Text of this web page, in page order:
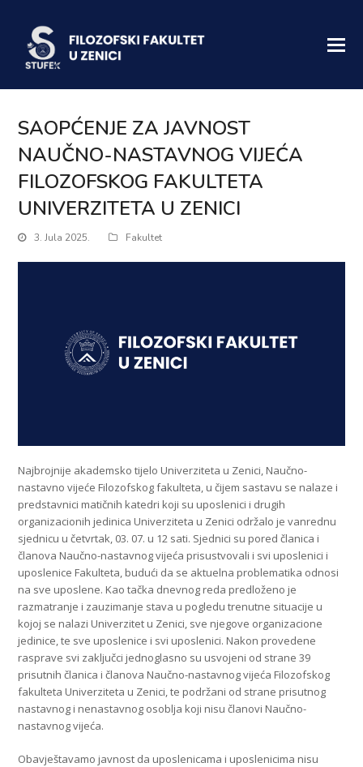
SAOPĆENJE ZA JAVNOST
NAUČNO-NASTAVNOG VIJEĆA
FILOZOFSKOG FAKULTETA
UNIVERZITETA U ZENICI
3. Jula 2025. Fakultet
Najbrojnije akademsko tijelo Univerziteta u Zenici, Naučno-
nastavno vijeće Filozofskog fakulteta, u čijem sastavu se nalaze i
predstavnici matičnih katedri koji su uposlenici i drugih
organizacionih jedinica Univerziteta u Zenici održalo je vanrednu
sjednicu u četvrtak, 03. 07. u 12 sati. Sjednici su pored članica i
članova Naučno-nastavnog vijeća prisustvovali i svi uposlenici i
uposlenice Fakulteta, budući da se aktuelna problematika odnosi
na sve uposlene. Kao tačka dnevnog reda predloženo je
razmatranje i zauzimanje stava u pogledu trenutne situacije u
kojoj se nalazi Univerzitet u Zenici, sve njegove organizacione
jedinice, te sve uposlenice i svi uposlenici. Nakon provedene
rasprave svi zaključci jednoglasno su usvojeni od strane 39
prisutnih članica i članova Naučno-nastavnog vijeća Filozofskog
fakulteta Univerziteta u Zenici, te podržani od strane prisutnog
nastavnog i nenastavnog osoblja koji nisu članovi Naučno-
nastavnog vijeća.
Obavještavamo javnost da uposlenicama i uposlenicima nisu